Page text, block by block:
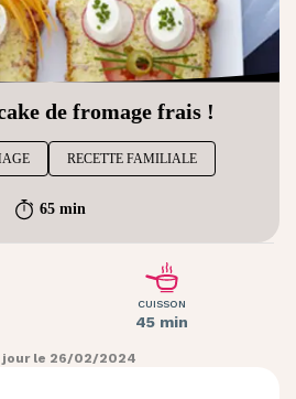
de fromage frais !
RECETTE FAMILIALE
65 min
CUISSON
45 min
jour le 26/02/2024